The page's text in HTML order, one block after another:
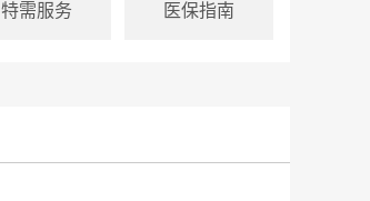
特需服务 医保指南